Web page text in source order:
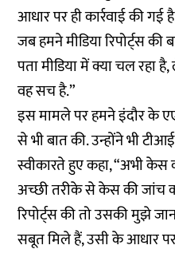
आधार पर ही कार्रवाई की गई
जब हमने मीडिया रिपोर्ट्स की
पता मीडिया में क्या चल रहा
वह सच है.”
इस मामले पर हमने इंदौर के
से भी बात की. उन्होंने भी
स्वीकारते हुए कहा, “अभी
अच्छी तरीके से केस की जांच
रिपोर्ट्स की तो उसकी मुझे
सबूत मिले हैं, उसी के आधार पर